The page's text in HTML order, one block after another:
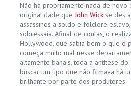
Não há propriamente nada de novo
originalidade queJohn Wick se
assassinos a soldo e folclore
sobressaía. Afinal de contas, o
Hollywood, que sabia bem o que o
começa muito mal nesse
altamente banais, toda a antítese
buscar um tipo que não filmava há
brilhante por parte dos produtores.